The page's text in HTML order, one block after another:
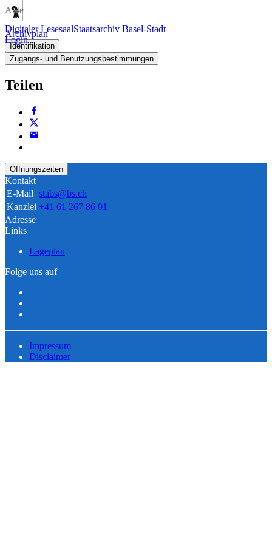
Digitaler LesesaalStaatsarchiv Basel-Stadt
Login
Akte
Archivplan
Identifikation
Zugangs- und Benutzungsbestimmungen
Teilen
Öffnungszeiten
Kontakt
E-Mail stabs@bs.ch
Kanzlei +41 61 267 86 01
Adresse
Links
Lageplan
Folge uns auf
Impressum
Disclaimer